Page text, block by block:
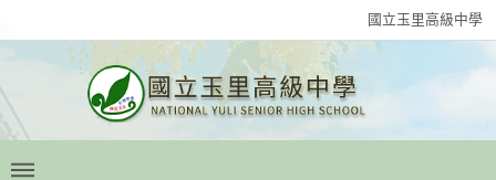
國立玉里高級中學